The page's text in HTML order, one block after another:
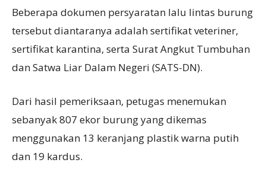
Beberapa dokumen persyaratan lalu lintas burung
tersebut diantaranya adalah sertifikat veteriner,
sertifikat karantina, serta Surat Angkut Tumbuhan
dan Satwa Liar Dalam Negeri (SATS-DN).
Dari hasil pemeriksaan, petugas menemukan
sebanyak 807 ekor burung yang dikemas
menggunakan 13 keranjang plastik warna putih
dan 19 kardus.